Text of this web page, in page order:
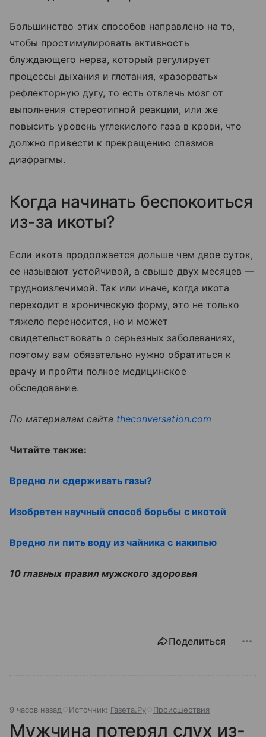
Большинство этих способов направлено на то,
чтобы простимулировать активность
блуждающего нерва, который регулирует
процессы дыхания и глотания, «разорвать»
рефлекторную дугу, то есть отвлечь мозг от
выполнения стереотипной реакции, или же
повысить уровень углекислого газа в крови, что
должно привести к прекращению спазмов
диафрагмы.
Когда начинать беспокоиться
из-за икоты?
Если икота продолжается дольше чем двое суток,
ее называют устойчивой, а свыше двух месяцев —
трудноизлечимой. Так или иначе, когда икота
переходит в хроническую форму, это не только
тяжело переносится, но и может
свидетельствовать о серьезных заболеваниях,
поэтому вам обязательно нужно обратиться к
врачу и пройти полное медицинское
обследование.
По материалам сайта theconversation.com
Читайте также:
Вредно ли сдерживать газы?
Изобретен научный способ борьбы с икотой
Вредно ли пить воду из чайника с накипью
10 главных правил мужского здоровья
Поделиться
9 часов назад Источник: Газета.Ру Происшествия
Мужчина потерял слух из-